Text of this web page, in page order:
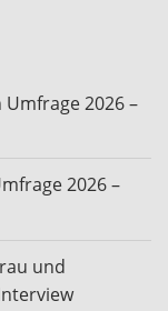
2026 –
2026 –
und